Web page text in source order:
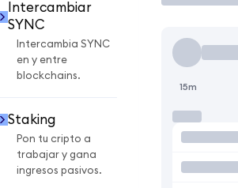
Intercambiar
SYNC
Intercambia SYNC
en y entre
blockchains.
Staking
Pon tu cripto a
trabajar y gana
ingresos pasivos.
15m